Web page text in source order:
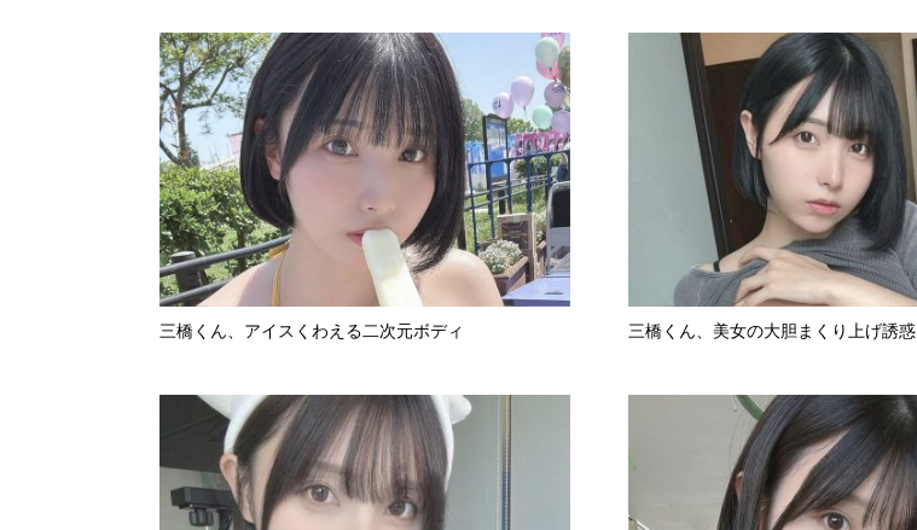
三橋くん、アイスくわえる二次元ボディ 三橋くん、美女の大胆まくり上げ誘惑